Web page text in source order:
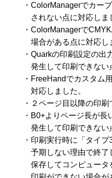
・ColorManagerでカーブ
されない点に対応しま
・ColorManagerでCMYK/
場合がある点に対応しま
・Quarkの印刷設定の出力
発生して印刷できない点
・FreeHandでカスタム用
対応しました。
・２ページ目以降の印刷
・B0+よりページ長が長い
発生して印刷できない点
・印刷実行時に「タイプ3
予期しない理由で終了し
保存してコンピュータを